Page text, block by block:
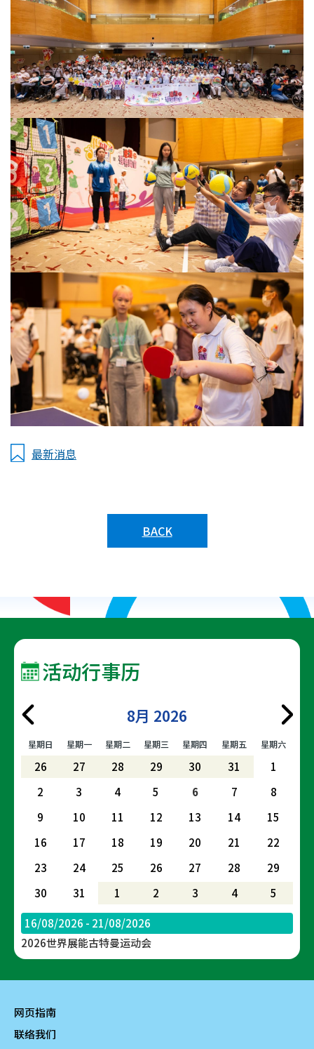
最新消息
BACK
活动行事历
8月 2026
星期日 星期一 星期二 星期三 星期四 星期五 星期六
26 27 28 29 30 31
1
2
3 4 5 6 7
8
9
10 11 12 13 14
15
16
17 18 19 20 21
22
23
24 25 26 27 28
29
30
31 1 2 3 4 5
16/08/2026 - 21/08/2026
2026世界展能古特曼运动会
网页指南
联络我们